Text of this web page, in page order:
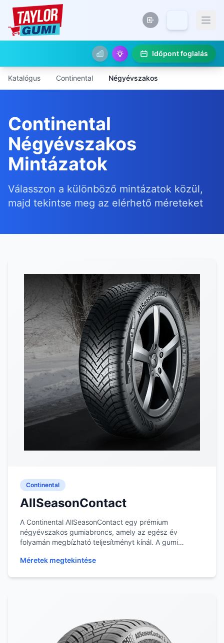
Időpont foglalás
Katalógus Continental Négyévszakos
Continental
Négyévszakos
Mintázatok
Válasszon a különböző mintázatok közül,
majd tekintse meg az elérhető méreteket
Continental
AllSeasonContact
A Continental AllSeasonContact egy prémium
négyévszakos gumiabroncs, amely az egész év
folyamán megbízható teljesítményt kínál. A gumi
Méretek megtekintése